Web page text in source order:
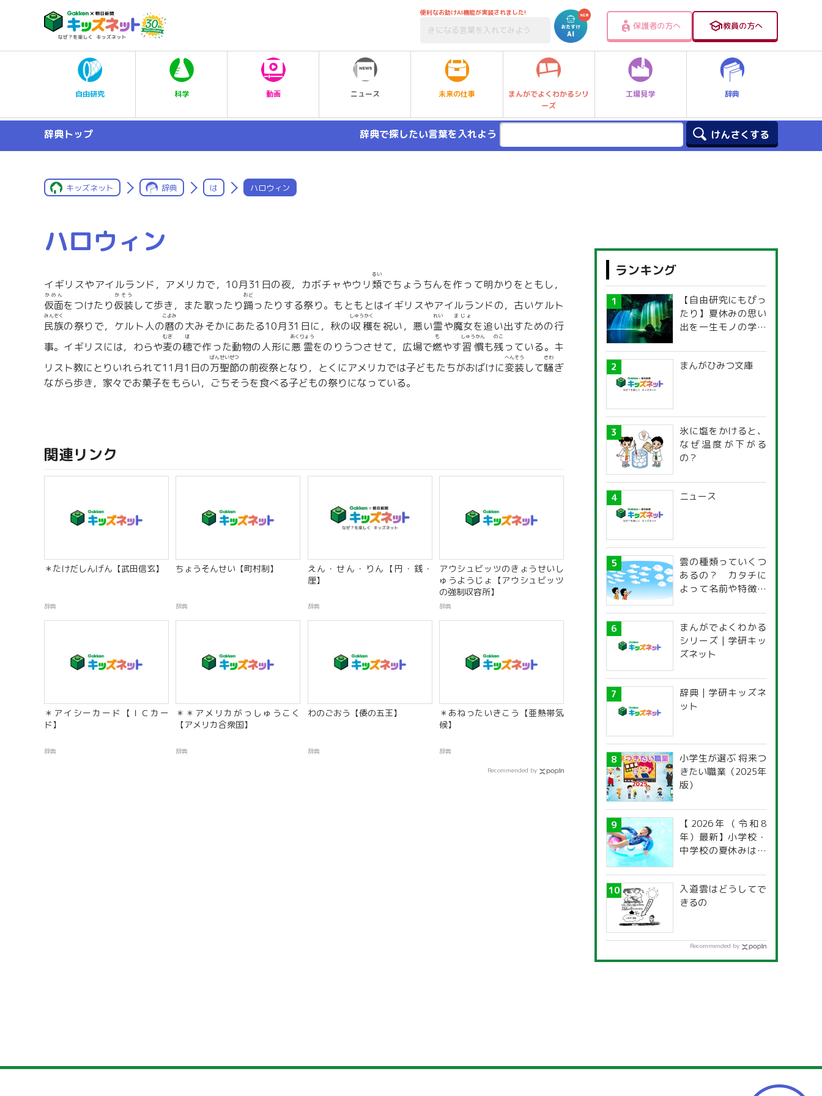
便利なお助けAI機能が実装されました!
保護者の方へ 教員の方へ
自由研究 科学 動画 ニュース 未来の仕事
まんがでよくわかるシリ
ーズ
工場見学 辞典
辞典トップ 辞典で探したい言葉を入れよう
キッズネット 辞典 は ハロウィン
ハロウィン
イギリスやアイルランド，アメリカで，10月31日の夜，カボチャやウリ類
るい
でちょうちんを作って明かりをともし，
仮面
かめん
をつけたり仮装
かそう
して歩き，また歌ったり踊
おど
ったりする祭り。もともとはイギリスやアイルランドの，古いケルト
民族
みんぞく
の祭りで，ケルト人の暦
こよみ
の大みそかにあたる10月31日に，秋の収穫
しゅうかく
を祝い，悪い霊
れい
や魔女
まじょ
を追い出すための行
事。イギリスには，わらや麦
むぎ
の穂
ほ
で作った動物の人形に悪霊
あくりょう
をのりうつさせて，広場で燃
も
やす習慣
しゅうかん
も残
のこ
っている。キ
リスト教にとりいれられて11月1日の万聖節
ばんせいせつ
の前夜祭となり，とくにアメリカでは子どもたちがおばけに変装
へんそう
して騒
さわ
ぎ
ながら歩き，家々でお菓子をもらい，ごちそうを食べる子どもの祭りになっている。
関連リンク
＊たけだしんげん【武田信玄】
辞典
ちょうそんせい【町村制】
辞典
えん・せん・りん【円・銭・
厘】
辞典
アウシュビッツのきょうせいし
ゅうようじょ【アウシュビッツ
の強制収容所】
辞典
＊アイシーカード【ＩＣカー
ド】
辞典
＊＊アメリカがっしゅうこく
【アメリカ合衆国】
辞典
わのごおう【倭の五王】
辞典
＊あねったいきこう【亜熱帯気
候】
辞典
Recommended by
ランキング
【自由研究にもぴっ
たり】夏休みの思い
出を一生モノの学び
探究ガイド
まんがひみつ文庫
氷に塩をかけると、
なぜ温度が下がる
の？
ニュース
雲の種類っていくつ
あるの？ カタチに
よって名前や特徴が
まんがでよくわかる
シリーズ | 学研キッ
ズネット
辞典 | 学研キッズネ
ット
小学生が選ぶ 将来つ
きたい職業（2025年
版）
【2026年（令和8
年）最新】小学校・
中学校の夏休みはい
道府県別「夏季休暇
一覧」
入道雲はどうしてで
きるの
Recommended by